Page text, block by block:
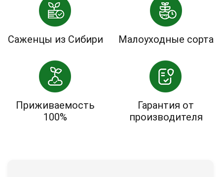
Саженцы из Сибири Малоуходные сорта
Приживаемость
100%
Гарантия от
производителя